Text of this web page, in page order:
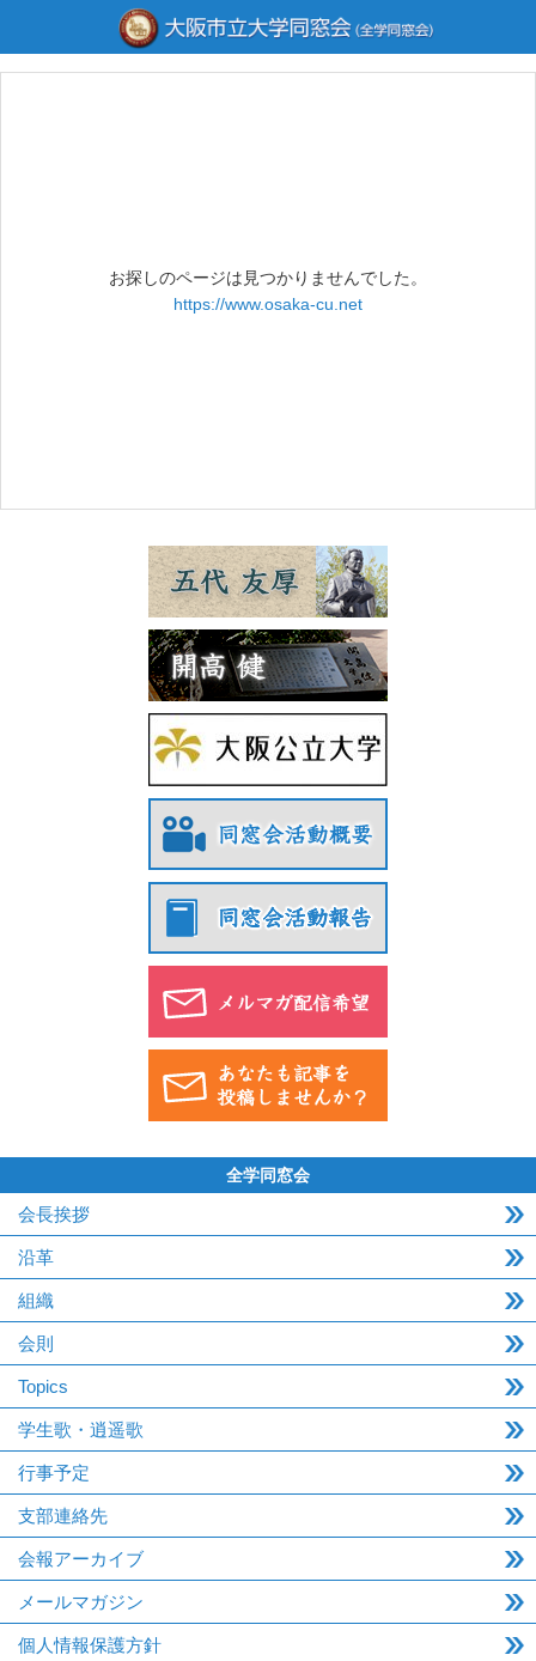
お探しのページは見つかりませんでした。
https://www.osaka-cu.net
全学同窓会
会長挨拶
沿革
組織
会則
Topics
学生歌・逍遥歌
行事予定
支部連絡先
会報アーカイブ
メールマガジン
個人情報保護方針